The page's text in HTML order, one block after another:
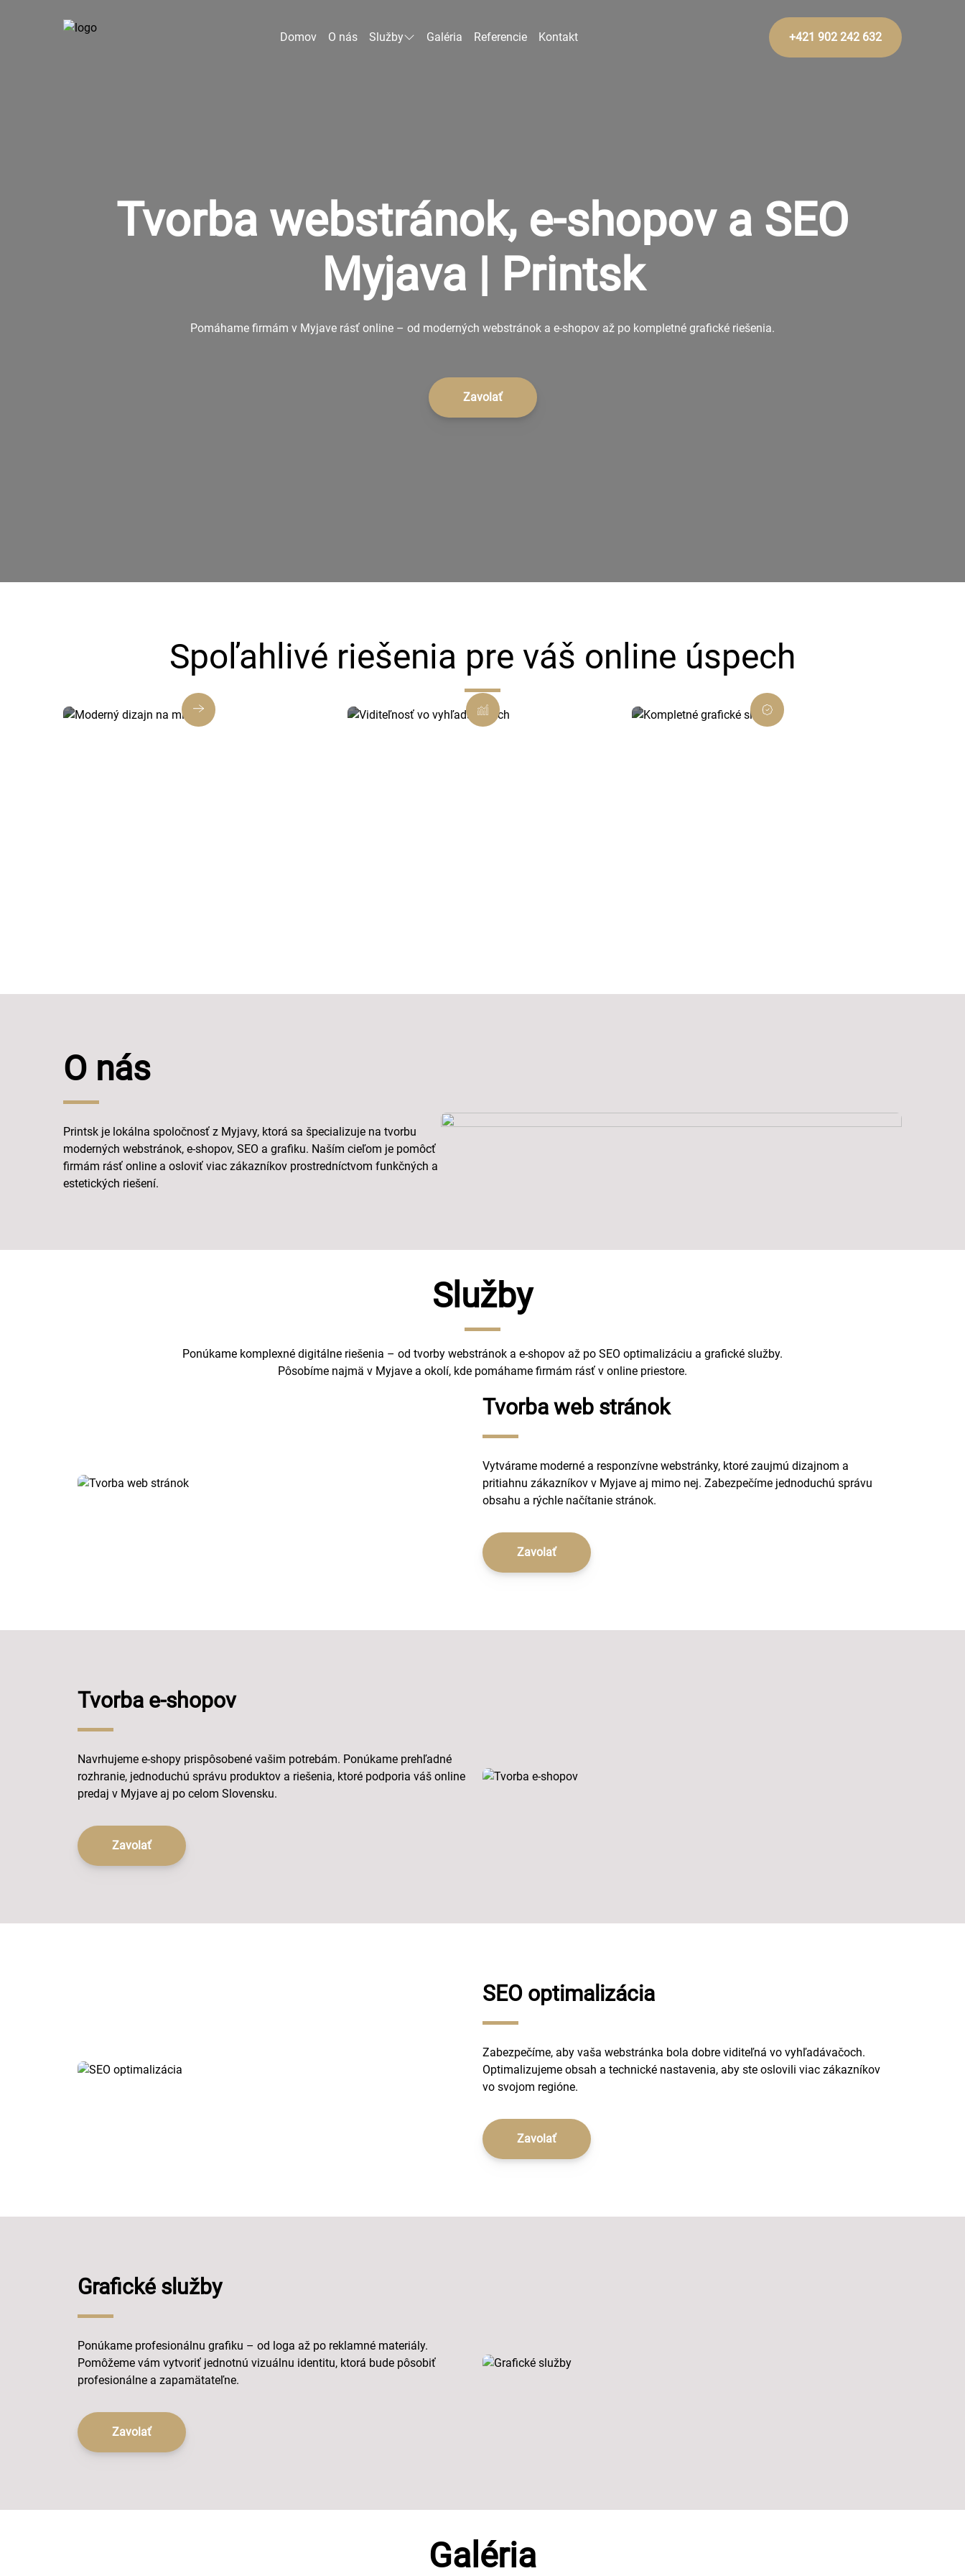
Domov O nás Služby Galéria Referencie Kontakt +421 902 242 632
Tvorba webstránok, e-shopov a SEO
Myjava | Printsk
Pomáhame firmám v Myjave rásť online – od moderných webstránok a e-shopov až po kompletné grafické riešenia.
Zavolať
Spoľahlivé riešenia pre váš online úspech
O nás
Printsk je lokálna spoločnosť z Myjavy, ktorá sa špecializuje na tvorbu
moderných webstránok, e-shopov, SEO a grafiku. Naším cieľom je pomôcť
firmám rásť online a osloviť viac zákazníkov prostredníctvom funkčných a
estetických riešení.
Služby
Ponúkame komplexné digitálne riešenia – od tvorby webstránok a e-shopov až po SEO optimalizáciu a grafické služby.
Pôsobíme najmä v Myjave a okolí, kde pomáhame firmám rásť v online priestore.
Tvorba web stránok
Vytvárame moderné a responzívne webstránky, ktoré zaujmú dizajnom a
pritiahnu zákazníkov v Myjave aj mimo nej. Zabezpečíme jednoduchú správu
obsahu a rýchle načítanie stránok.
Zavolať
Tvorba e-shopov
Navrhujeme e-shopy prispôsobené vašim potrebám. Ponúkame prehľadné
rozhranie, jednoduchú správu produktov a riešenia, ktoré podporia váš online
predaj v Myjave aj po celom Slovensku.
Zavolať
SEO optimalizácia
Zabezpečíme, aby vaša webstránka bola dobre viditeľná vo vyhľadávačoch.
Optimalizujeme obsah a technické nastavenia, aby ste oslovili viac zákazníkov
vo svojom regióne.
Zavolať
Grafické služby
Ponúkame profesionálnu grafiku – od loga až po reklamné materiály.
Pomôžeme vám vytvoriť jednotnú vizuálnu identitu, ktorá bude pôsobiť
profesionálne a zapamätateľne.
Zavolať
Galéria